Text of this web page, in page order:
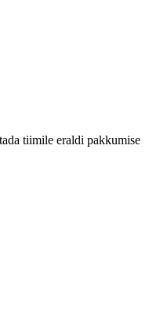
tiimile eraldi pakkumise